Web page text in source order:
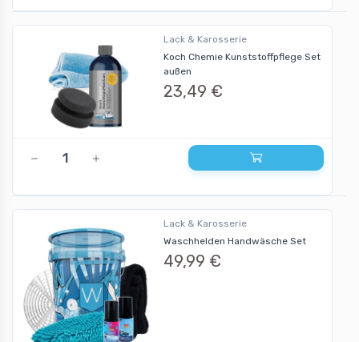
Lack & Karosserie
Koch Chemie Kunststoffpflege Set
außen
23,49 €
Lack & Karosserie
Waschhelden Handwäsche Set
49,99 €